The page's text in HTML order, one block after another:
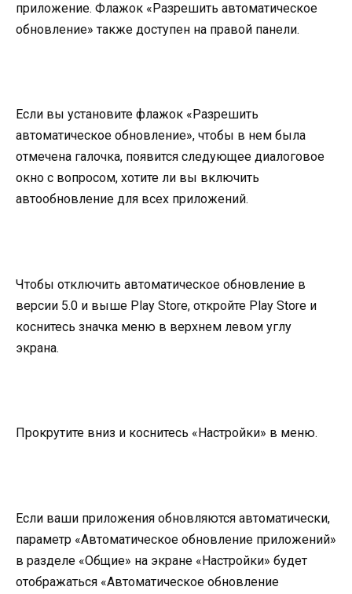
приложение. Флажок «Разрешить автоматическое
обновление» также доступен на правой панели.
Если вы установите флажок «Разрешить
автоматическое обновление», чтобы в нем была
отмечена галочка, появится следующее диалоговое
окно с вопросом, хотите ли вы включить
автообновление для всех приложений.
Чтобы отключить автоматическое обновление в
версии 5.0 и выше Play Store, откройте Play Store и
коснитесь значка меню в верхнем левом углу
экрана.
Прокрутите вниз и коснитесь «Настройки» в меню.
Если ваши приложения обновляются автоматически,
параметр «Автоматическое обновление приложений»
в разделе «Общие» на экране «Настройки» будет
отображаться «Автоматическое обновление